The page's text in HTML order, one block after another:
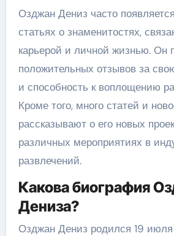
Озджан Дениз часто
статьях о знаменитостях,
карьерой и личной жизнью. Он
положительных отзывов за
и способность к воплощению
Кроме того, много статей и
рассказывают о его новых
различных мероприятиях в
развлечений.
Какова биография
Дениза?
Озджан Дениз родился 19 июля